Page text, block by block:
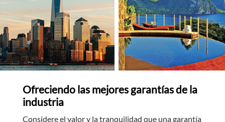
Ofreciendo las mejores garantías de la
industria
Considere el valor y la tranquilidad que una garantía